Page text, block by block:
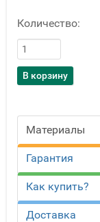
Количество:
Материалы
Гарантия
Как купить?
Доставка